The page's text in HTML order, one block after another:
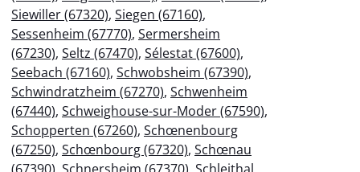
Siewiller (67320), Siegen (67160),
Sessenheim (67770), Sermersheim
(67230), Seltz (67470), Sélestat (67600),
Seebach (67160), Schwobsheim (67390),
Schwindratzheim (67270), Schwenheim
(67440), Schweighouse-sur-Moder (67590),
Schopperten (67260), Schœnenbourg
(67250), Schœnbourg (67320), Schœnau